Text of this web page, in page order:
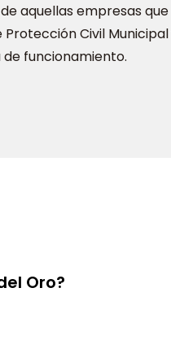
aquellas empresas que
Civil Municipal
de funcionamiento.
Oro?